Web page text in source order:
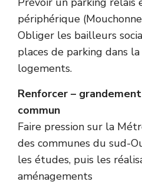
périphérique
Obliger les bailleurs
places de parking dans
logements.
Renforcer –
commun
Faire pression sur la
des communes du sud-
les études, puis les
aménagements